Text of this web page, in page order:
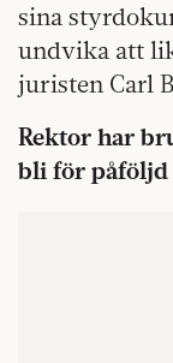
sina
undvika att
juristen Carl
Rektor har
bli för påföljd